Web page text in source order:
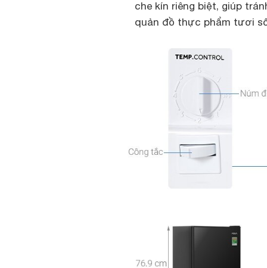
che kín riêng biệt, giúp
quản đồ thực phẩm tươi